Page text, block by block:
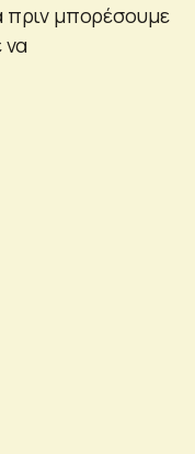
πριν μπορέσουμε
να